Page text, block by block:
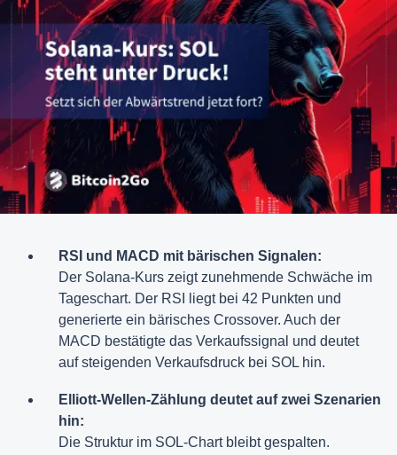
RSI und MACD mit bärischen Signalen:
Der Solana-Kurs zeigt zunehmende Schwäche im
Tageschart. Der RSI liegt bei 42 Punkten und
generierte ein bärisches Crossover. Auch der
MACD bestätigte das Verkaufssignal und deutet
auf steigenden Verkaufsdruck bei SOL hin.
Elliott-Wellen-Zählung deutet auf zwei Szenarien
hin:
Die Struktur im SOL-Chart bleibt gespalten.